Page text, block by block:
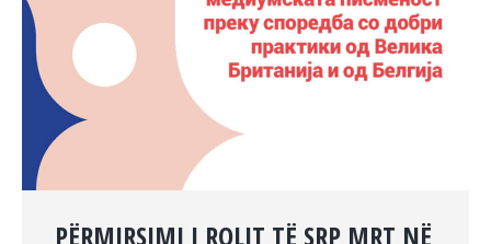
PËRMIRSIMI I ROLIT TË SRP MRT NË